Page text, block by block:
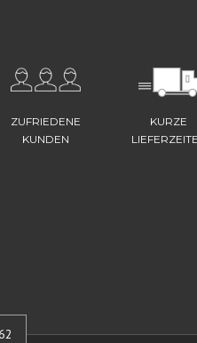
ZUFRIEDENE
KUNDEN
KURZE